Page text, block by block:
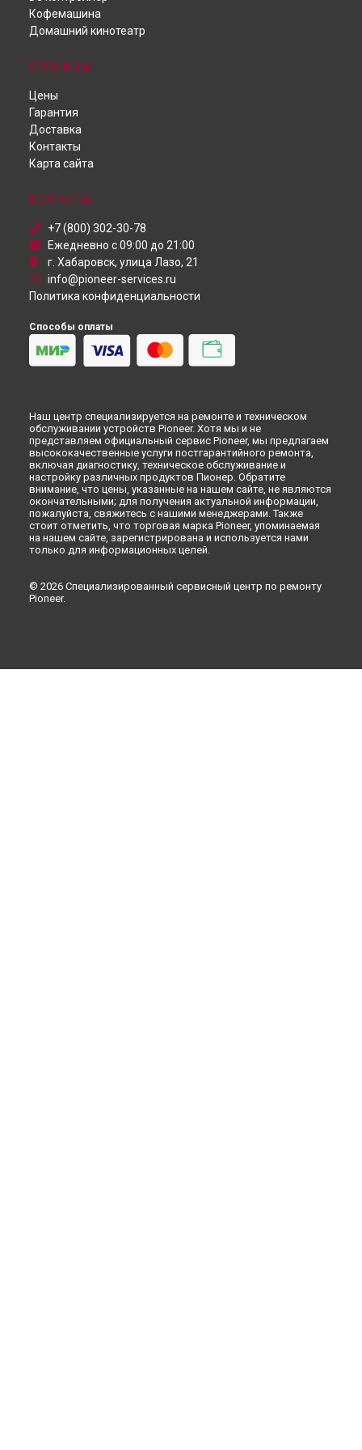
Ремонт ресивера SC-LX701 Pioneer в
Ремонт ресивера SC-LX701 Pioneer в
Ремонт ресивера SC-LX701 Pioneer в
Ремонт ресивера SC-LX701 Pioneer в
Ремонт ресивера SC-LX701 Pioneer в
Ремонт ресивера SC-LX701 Pioneer в
Кофемашина
Домашний кинотеатр
СТРАНИЦЫ
Цены
Гарантия
Доставка
Контакты
Карта сайта
КОНТАКТЫ
+7 (800) 302-30-78
Ежедневно с 09:00 до 21:00
г. Хабаровск, улица Лазо, 21
info@pioneer-services.ru
Политика конфиденциальности
Способы оплаты
Наш центр специализируется на ремонте и техническом
обслуживании устройств Pioneer. Хотя мы и не
представляем официальный сервис Pioneer, мы предлагаем
высококачественные услуги постгарантийного ремонта,
включая диагностику, техническое обслуживание и
настройку различных продуктов Пионер. Обратите
внимание, что цены, указанные на нашем сайте, не являются
окончательными; для получения актуальной информации,
пожалуйста, свяжитесь с нашими менеджерами. Также
стоит отметить, что торговая марка Pioneer, упоминаемая
на нашем сайте, зарегистрирована и используется нами
только для информационных целей.
© 2026 Специализированный сервисный центр по ремонту
Pioneer.